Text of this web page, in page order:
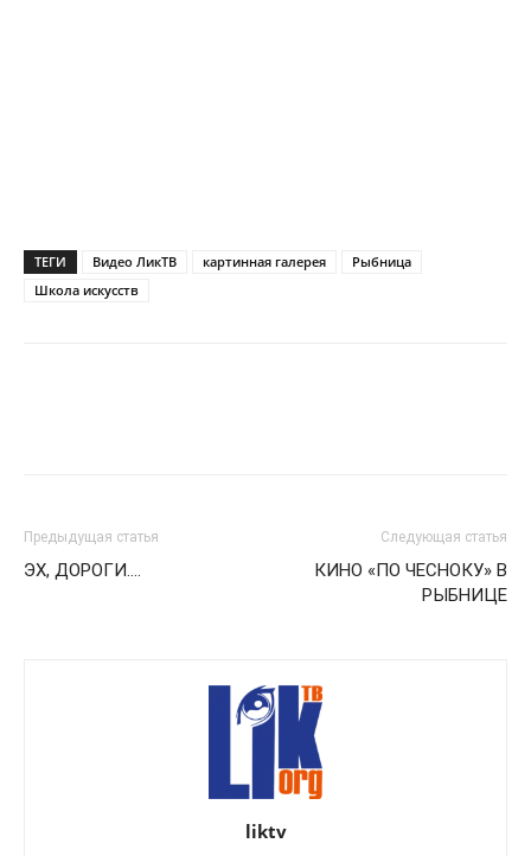
ТЕГИ Видео ЛикТВ картинная галерея
Рыбница
Школа искусств
Предыдущая статья
ЭХ, ДОРОГИ….
Следующая статья
КИНО «ПО ЧЕСНОКУ» В
РЫБНИЦЕ
liktv